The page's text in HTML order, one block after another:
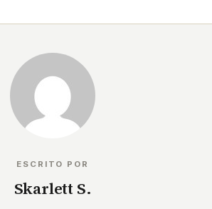
ESCRITO POR
Skarlett S.